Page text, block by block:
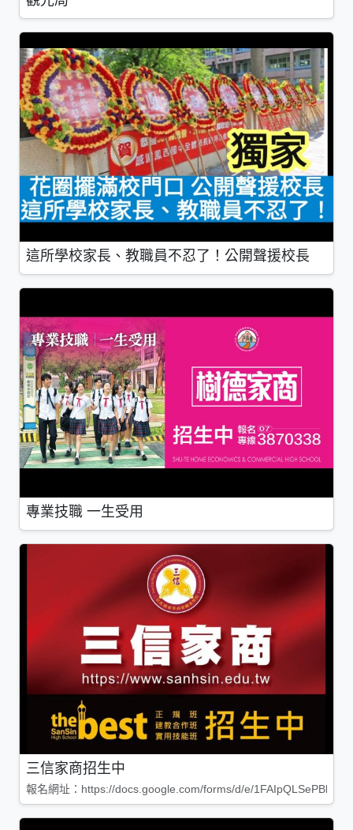
這所學校家長、教職員不忍了！公開聲援校長
專業技職 一生受用
三信家商招生中
報名網址：https://docs.google.com/forms/d/e/